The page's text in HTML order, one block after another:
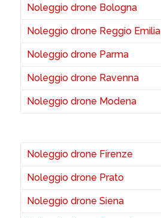
Noleggio drone Bologna
Noleggio drone Reggio Emilia
Noleggio drone Parma
Noleggio drone Ravenna
Noleggio drone Modena
Noleggio drone Firenze
Noleggio drone Prato
Noleggio drone Siena